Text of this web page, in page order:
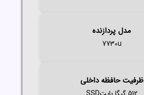
مدل پردازنده
7730u
ظرفیت حافظه داخلی